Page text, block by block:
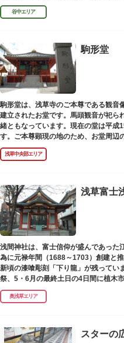
されています。
谷中エリア
駒形堂
駒形堂は、浅草寺のご本尊である観音
建立されたお堂です。馬頭観音が祀ら
緒ともなっています。現在の堂は平成
す。ご本尊顕現の地のため、お堂周辺
り、戒殺碑が建立されました。
浅草中央部エリア
浅草富士
浅間神社は、富士信仰が盛んであった
為に元禄年間（1688～1703）創建と
新頃の漆喰彫刻「下り龍」が残ってい
祭、5・6月の最終土日の4日間に植木市
奥浅草エリア
スターの